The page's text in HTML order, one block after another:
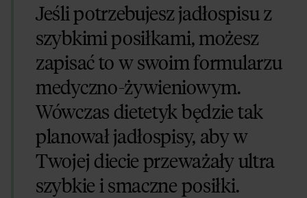
Jeśli potrzebujesz jadłospisu z
szybkimi posiłkami, możesz
zapisać to w swoim formularzu
medyczno-żywieniowym.
Wówczas dietetyk będzie tak
planował jadłospisy, aby w
Twojej diecie przeważały ultra
szybkie i smaczne posiłki.